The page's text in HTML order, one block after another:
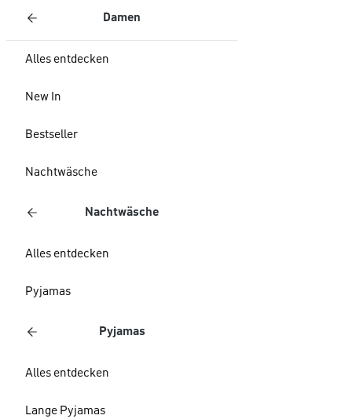
Damen
Alles entdecken
New In
Bestseller
Nachtwäsche
Nachtwäsche
Alles entdecken
Pyjamas
Pyjamas
Alles entdecken
Lange Pyjamas